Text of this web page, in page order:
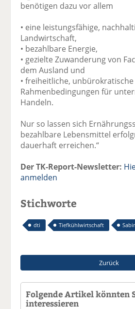
benötigen dazu vor allem
• eine leistungsfähige,
Landwirtschaft,
• bezahlbare Energie,
• gezielte Zuwanderung von
dem Ausland und
• freiheitliche, unbürokratische
Rahmenbedingungen für
Handeln.
Nur so lassen sich
bezahlbare Lebensmittel
dauerhaft erreichen.“
Der TK-Report-Newsletter:
anmelden
Stichworte
dti Tiefkühlwirtschaft
Zurück
Folgende Artikel könnten
interessieren